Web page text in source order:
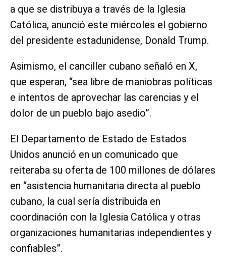
a que se distribuya a través de la Iglesia
Católica, anunció este miércoles el gobierno
del presidente estadunidense, Donald Trump.
Asimismo, el canciller cubano señaló en X,
que esperan, “sea libre de maniobras políticas
e intentos de aprovechar las carencias y el
dolor de un pueblo bajo asedio”.
El Departamento de Estado de Estados
Unidos anunció en un comunicado que
reiteraba su oferta de 100 millones de dólares
en “asistencia humanitaria directa al pueblo
cubano, la cual sería distribuida en
coordinación con la Iglesia Católica y otras
organizaciones humanitarias independientes y
confiables”.